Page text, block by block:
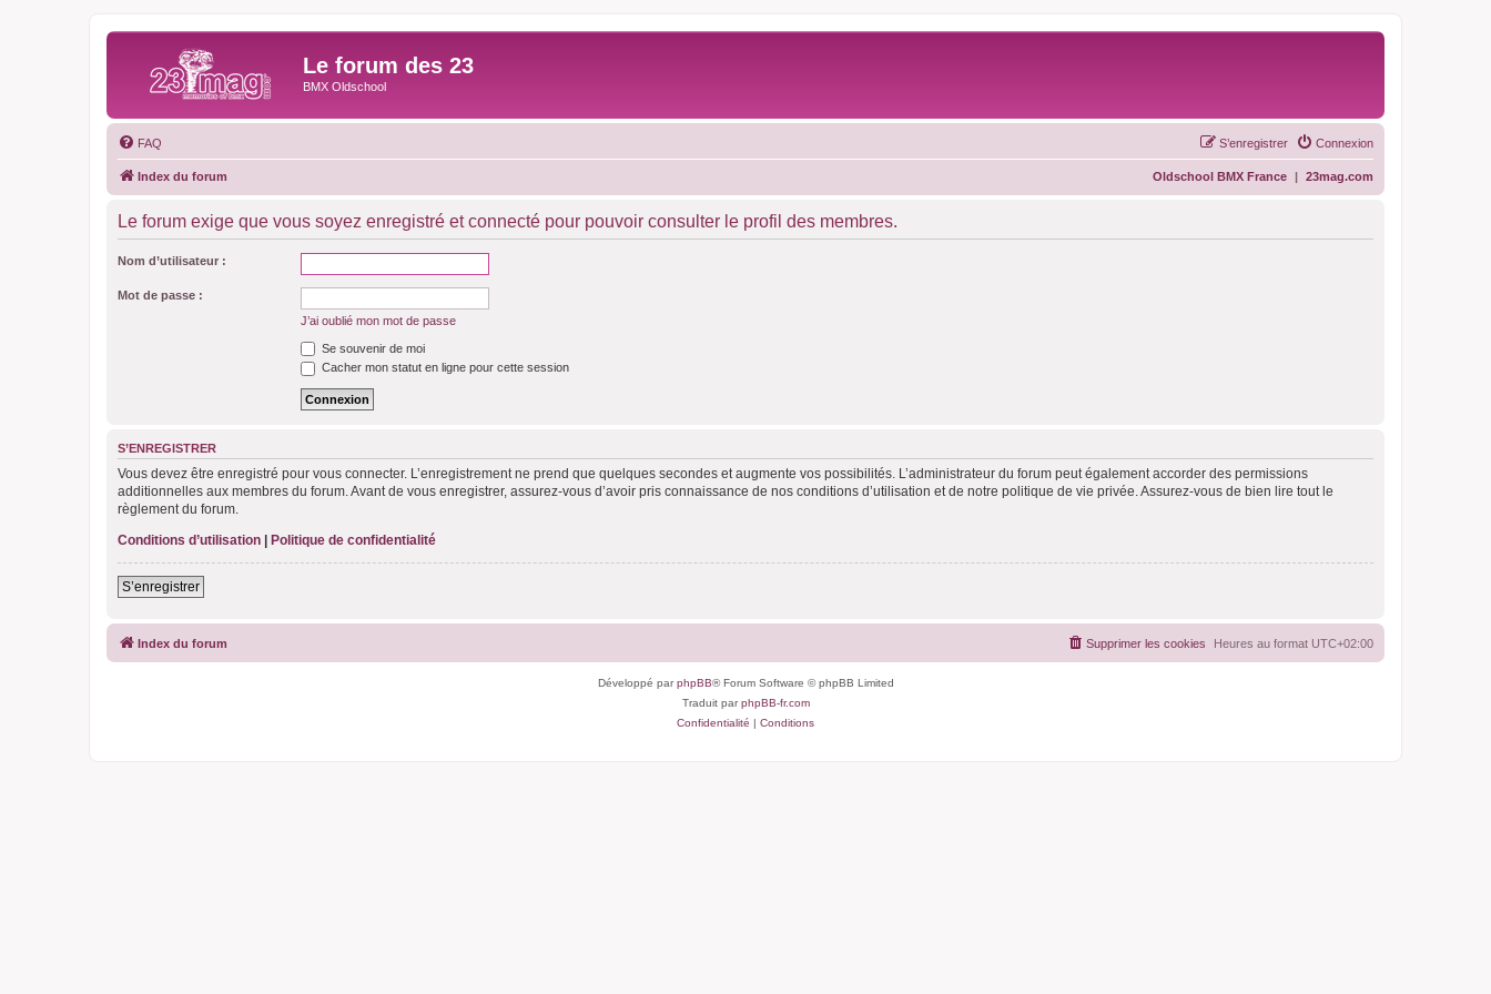
Le forum des 23
BMX Oldschool
FAQ Connexion
S’enregistrer
Index du forum 23mag.com
|
Oldschool BMX France
Le forum exige que vous soyez enregistré et connecté pour pouvoir consulter le profil des membres.
Nom d’utilisateur :
Mot de passe :
J’ai oublié mon mot de passe
Se souvenir de moi
Cacher mon statut en ligne pour cette session
S’ENREGISTRER
Vous devez être enregistré pour vous connecter. L’enregistrement ne prend que quelques secondes et augmente vos possibilités. L’administrateur du forum peut également accorder des permissions
additionnelles aux membres du forum. Avant de vous enregistrer, assurez-vous d’avoir pris connaissance de nos conditions d’utilisation et de notre politique de vie privée. Assurez-vous de bien lire tout le
règlement du forum.
Conditions d’utilisation
Politique de confidentialité
S’enregistrer
Index du forum Heures au format UTC+02:00
Supprimer les cookies
Développé parphpBB® Forum Software © phpBB Limited
Traduit parphpBB-fr.com
Confidentialité | Conditions